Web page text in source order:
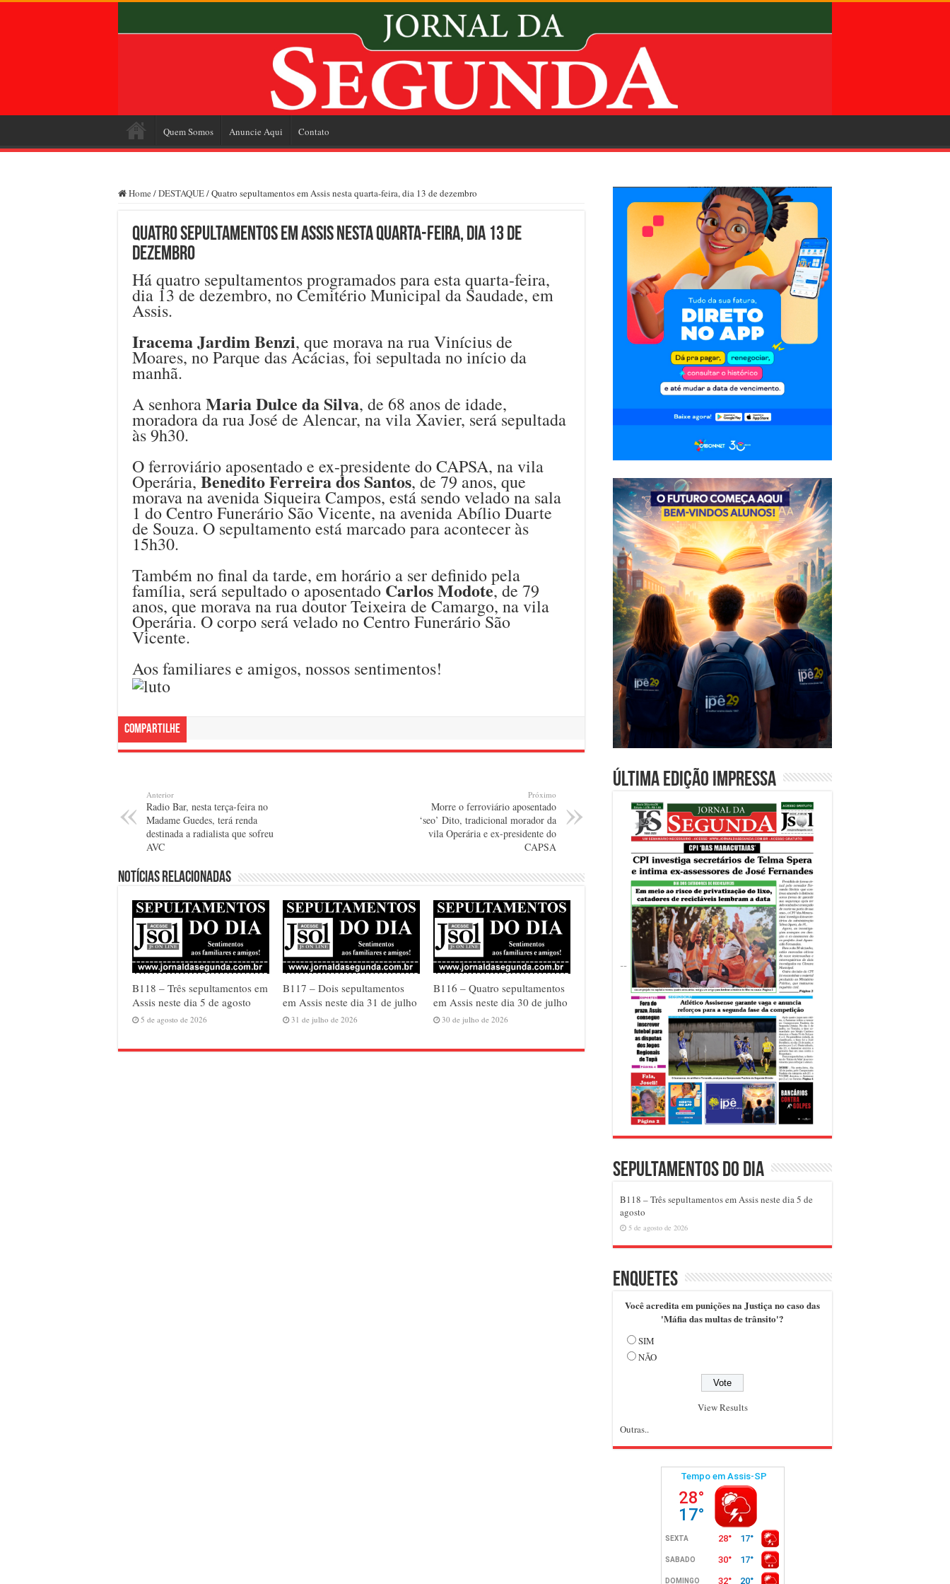
Quem Somos Anuncie Aqui Contato
Home /DESTAQUE/Quatro sepultamentos em Assis nesta quarta-feira, dia 13 de dezembro
Quatro sepultamentos em Assis nesta quarta-feira, dia 13 de
dezembro
Há quatro sepultamentos programados para esta quarta-feira,
dia 13 de dezembro, no Cemitério Municipal da Saudade, em
Assis.
Iracema Jardim Benzi, que morava na rua Vinícius de
Moares, no Parque das Acácias, foi sepultada no início da
manhã.
A senhoraMaria Dulce da Silva, de 68 anos de idade,
moradora da rua José de Alencar, na vila Xavier, será sepultada
às 9h30.
O ferroviário aposentado e ex-presidente do CAPSA, na vila
Operária, Benedito Ferreira dos Santos, de 79 anos, que
morava na avenida Siqueira Campos, está sendo velado na sala
1 do Centro Funerário São Vicente, na avenida Abílio Duarte
de Souza. O sepultamento está marcado para acontecer às
15h30.
Também no final da tarde, em horário a ser definido pela
família, será sepultado o aposentadoCarlos Modote, de 79
anos, que morava na rua doutor Teixeira de Camargo, na vila
Operária. O corpo será velado no Centro Funerário São
Vicente.
Aos familiares e amigos, nossos sentimentos!
Compartilhe
Anterior
Radio Bar, nesta terça-feira no
Madame Guedes, terá renda
destinada a radialista que sofreu
AVC
Próximo
Morre o ferroviário aposentado
‘seo’ Dito, tradicional morador da
vila Operária e ex-presidente do
CAPSA
Notícias relacionadas
B118 – Três sepultamentos em
Assis neste dia 5 de agosto
5 de agosto de 2026
B117 – Dois sepultamentos
em Assis neste dia 31 de julho
31 de julho de 2026
B116 – Quatro sepultamentos
em Assis neste dia 30 de julho
30 de julho de 2026
Última edição impressa
Sepultamentos do dia
B118 – Três sepultamentos em Assis neste dia 5 de
agosto
5 de agosto de 2026
Enquetes
Você acredita em punições na Justiça no caso das
'Máfia das multas de trânsito'?
SIM
NÃO
View Results
Outras..